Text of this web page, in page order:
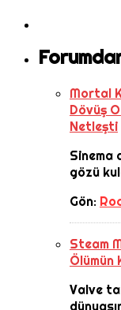
Mortal
Dövüş
Netleşti
Sinema
gözü
Gön:
Steam
Ölümün
Valve